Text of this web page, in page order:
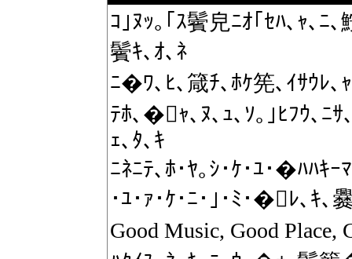
ｺ｣ﾇｯ｡｢ｽ鬢皃ﾆｵ｢ｾﾊ､ｬ､ﾆ､
鬢ｷ､ｵ､ﾈ
ﾆ�ﾜ､ﾋ､箴ﾁ､ﾎｹ筅､ｲｻｳﾚ
ﾃﾎ､�ｬ､ﾇ､ｭ､ｿ｡｣ﾋﾌｳ､ﾆｻ
ｪ､ﾀ､ｷ
ﾆﾈﾆﾃ､ﾎ･ﾔ｡ｼ･ｹ･ﾕ･�ﾊﾊｷｰ
･ﾕ･ｧ･ｹ･ﾆ･｣･ﾐ･�ﾚ､ｷ､
Good Music, Good Place,